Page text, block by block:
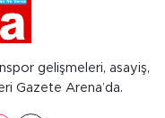
gelişmeleri, asayiş,
Gazete Arena’da.